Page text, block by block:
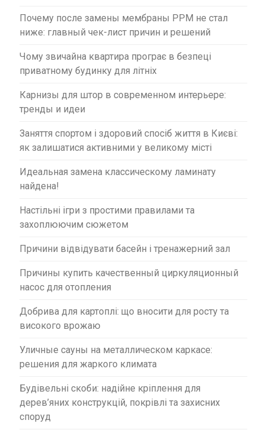
Почему после замены мембраны PPM не стал
ниже: главный чек-лист причин и решений
Чому звичайна квартира програє в безпеці
приватному будинку для літніх
Карнизы для штор в современном интерьере:
тренды и идеи
Заняття спортом і здоровий спосіб життя в Києві:
як залишатися активними у великому місті
Идеальная замена классическому ламинату
найдена!
Настільні ігри з простими правилами та
захоплюючим сюжетом
Причини відвідувати басейн і тренажерний зал
Причины купить качественный циркуляционный
насос для отопления
Добрива для картоплі: що вносити для росту та
високого врожаю
Уличные сауны на металлическом каркасе:
решения для жаркого климата
Будівельні скоби: надійне кріплення для
дерев’яних конструкцій, покрівлі та захисних
споруд